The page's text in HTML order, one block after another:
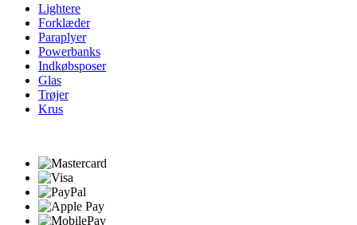
Lightere
Forklæder
Paraplyer
Powerbanks
Indkøbsposer
Glas
Trøjer
Krus